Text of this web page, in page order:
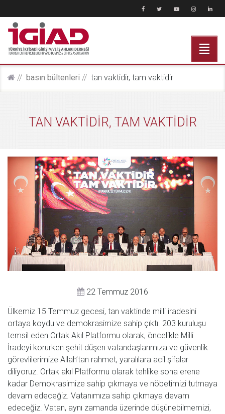
basin bültenleri̇ tan vakti̇di̇r, tam vakti̇di̇r
TAN VAKTİDİR, TAM VAKTİDİR
22 Temmuz 2016
Ülkemiz 15 Temmuz gecesi, tan vaktinde milli iradesini
ortaya koydu ve demokrasimize sahip çıktı. 203 kuruluşu
temsil eden Ortak Akıl Platformu olarak, öncelikle Milli
İradeyi korurken şehit düşen vatandaşlarımıza ve güvenlik
görevlilerimize Allah’tan rahmet, yaralılara acil şifalar
diliyoruz. Ortak akıl Platformu olarak tehlike sona erene
kadar Demokrasimize sahip çıkmaya ve nöbetimizi tutmaya
devam edeceğiz. Vatanımıza sahip çıkmaya devam
edeceğiz. Vatan, aynı zamanda üzerinde düşünebilmemizi,